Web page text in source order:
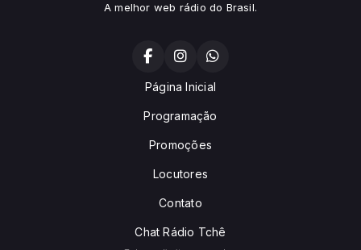
A melhor web rádio do Brasil.
Página Inicial
Programação
Promoções
Locutores
Contato
Chat Rádio Tchê